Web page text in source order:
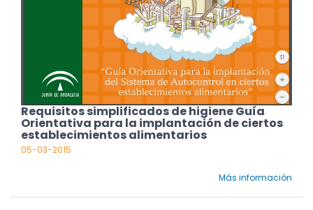
Requisitos simplificados de higiene Guía
Orientativa para la implantación de ciertos
establecimientos alimentarios
05-03-2015
Más información